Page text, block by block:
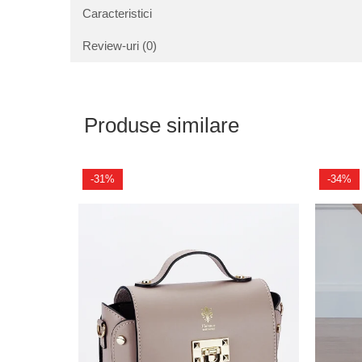
Caracteristici
Review-uri (0)
Produse similare
-31% -34%